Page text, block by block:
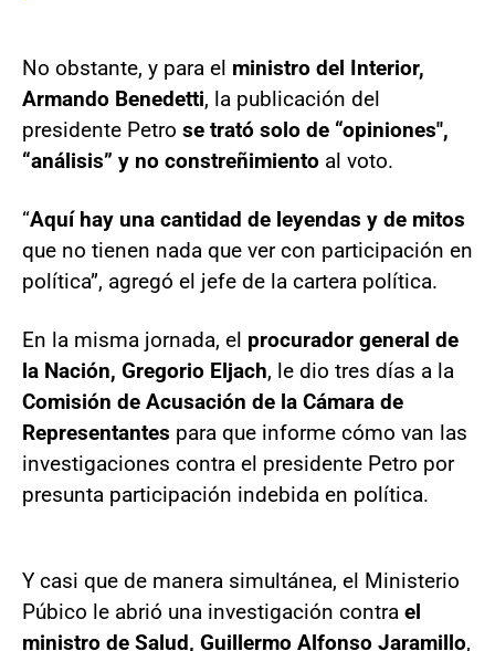
No obstante, y para el ministro del Interior,
Armando Benedetti, la publicación del
presidente Petro se trató solo de “opiniones",
“análisis” y no constreñimiento al voto.
“Aquí hay una cantidad de leyendas y de mitos
que no tienen nada que ver con participación en
política”, agregó el jefe de la cartera política.
En la misma jornada, el procurador general de
la Nación, Gregorio Eljach, le dio tres días a la
Comisión de Acusación de la Cámara de
Representantes para que informe cómo van las
investigaciones contra el presidente Petro por
presunta participación indebida en política.
Y casi que de manera simultánea, el Ministerio
Púbico le abrió una investigación contra el
ministro de Salud, Guillermo Alfonso Jaramillo,